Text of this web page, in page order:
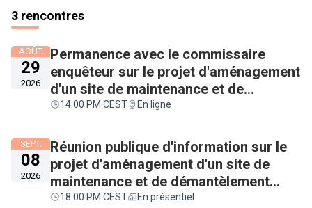
+
−
3 rencontres
AOÛT
29
2026
Permanence avec le commissaire
enquêteur sur le projet d'aménagement
d'un site de maintenance et de
démantèlement aéronautique sur
Cugnaux
14:00 PM CEST En ligne
SEPT.
08
2026
Réunion publique d'information sur le
projet d'aménagement d'un site de
maintenance et de démantèlement
aéronautique sur l'aéroport de
18:00 PM CEST En présentiel